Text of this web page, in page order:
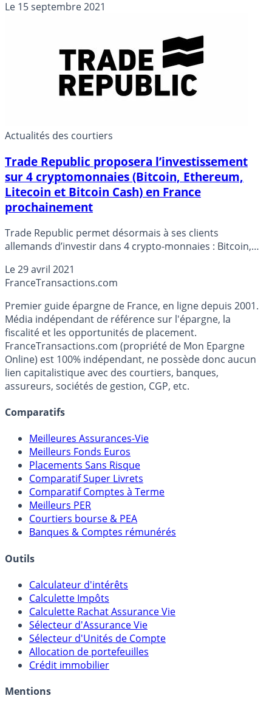
officiellement par nombre de médias financiers dont
Le 15 septembre 2021
Actualités des courtiers
Trade Republic proposera l’investissement
sur 4 cryptomonnaies (Bitcoin, Ethereum,
Litecoin et Bitcoin Cash) en France
prochainement
Trade Republic permet désormais à ses clients
allemands d’investir dans 4 crypto-monnaies : Bitcoin,
est pour l’instant disponible uniquement en Allemagne
mais sera prochainement lancée en France.
Le29 avril 2021
FranceTransactions.com
Premier guide épargne de France, en ligne depuis 2001.
Média indépendant de référence sur l'épargne, la
fiscalité et les opportunités de placement.
FranceTransactions.com (propriété de Mon Epargne
Online) est 100% indépendant, ne possède donc aucun
lien capitalistique avec des courtiers, banques,
assureurs, sociétés de gestion, CGP, etc.
Comparatifs
Meilleures Assurances-Vie
Meilleurs Fonds Euros
Placements Sans Risque
Comparatif Super Livrets
Comparatif Comptes à Terme
Meilleurs PER
Courtiers bourse & PEA
Banques & Comptes rémunérés
Outils
Calculateur d'intérêts
Calculette Impôts
Calculette Rachat Assurance Vie
Sélecteur d'Assurance Vie
Sélecteur d'Unités de Compte
Allocation de portefeuilles
Crédit immobilier
Mentions